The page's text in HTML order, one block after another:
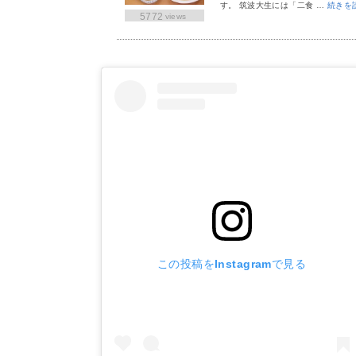
5772 views
す。 筑波大生には「二食 … 続きを
この投稿をInstagramで見る